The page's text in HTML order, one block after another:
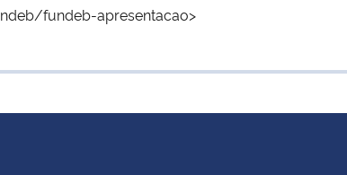
fundeb-apresentacao>